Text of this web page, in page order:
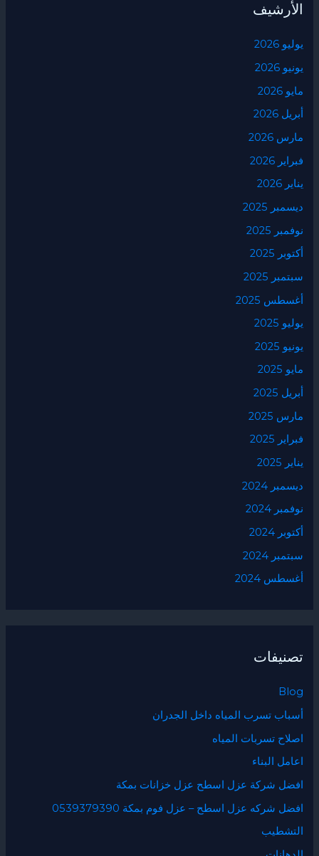
الأرشيف
يوليو 2026
يونيو 2026
مايو 2026
أبريل 2026
مارس 2026
فبراير 2026
يناير 2026
ديسمبر 2025
نوفمبر 2025
أكتوبر 2025
سبتمبر 2025
أغسطس 2025
يوليو 2025
يونيو 2025
مايو 2025
أبريل 2025
مارس 2025
فبراير 2025
يناير 2025
ديسمبر 2024
نوفمبر 2024
أكتوبر 2024
سبتمبر 2024
أغسطس 2024
تصنيفات
Blog
أسباب تسرب المياه داخل الجدران
اصلاح تسربات المياه
اعامل البناء
افضل شركة عزل اسطح عزل خزانات بمكة
افضل شركه عزل اسطح – عزل فوم بمكة 0539379390
التشطيب